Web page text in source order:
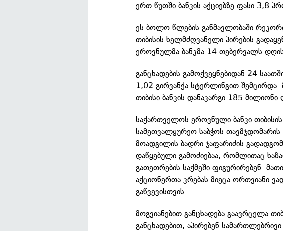
ერთ წუთში ბანკის აქციებზე ფასი 3,8
ეს ბოლო წლების განმავლობაში
თიბისის ხელმძღვანელი პირების
ეროვნულმა ბანკმა 14 თებერვალს
განცხადების გამოქვეყნებიდან 24
1,02 გირვანქა სტერლინგით
თიბისი ბანკის დანაკარგი 185 მილიონი
საქართველოს ეროვნული ბანკი
სამეთვალყურეო საბჭოს თავმჯდომარის
მოადგილის ბადრი ჯაფარიძის
დაწყებული გამოძიებაა, რომლითაც
გათეთრების საქმეში ფიგურირებენ.
აქციონერთა კრებას მიეცა ორთვიანი
გაწვევისთვის.
მოგვიანებით განცხადება გაავრცელა
განცხადებით, აპირებენ